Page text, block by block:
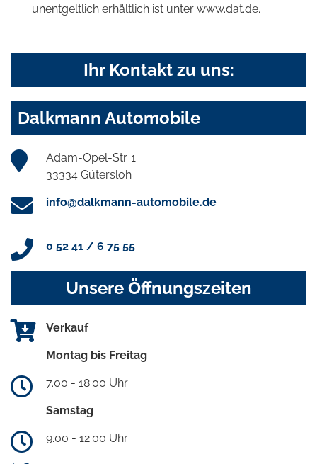
unentgeltlich erhältlich ist unter www.dat.de.
Ihr Kontakt zu uns:
Dalkmann Automobile
Adam-Opel-Str. 1
33334 Gütersloh
info@dalkmann-automobile.de
0 52 41 / 6 75 55
Unsere Öffnungszeiten
Verkauf
Montag bis Freitag
7.00 - 18.00 Uhr
Samstag
9.00 - 12.00 Uhr